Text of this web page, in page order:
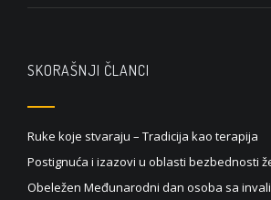
SKORAŠNJI ČLANCI
Ruke koje stvaraju – Tradicija kao terapija
Postignuća i izazovi u oblasti bezbednosti
Obeležen Međunarodni dan osoba sa